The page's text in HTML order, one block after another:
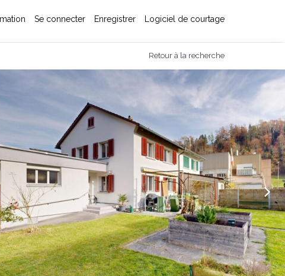
Se connecter Enregistrer Logiciel de courtage
Retour à la recherche